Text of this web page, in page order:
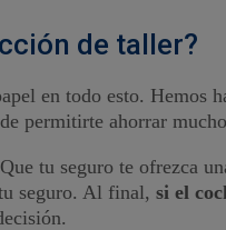
de taller?
en todo esto.
permitirte ahorrar
tu seguro te ofrezca
seguro. Al final, si el